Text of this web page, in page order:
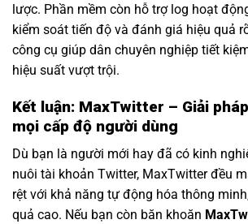
lược. Phần mềm còn hỗ trợ log hoạt
kiểm soát tiến độ và đánh giá hiệu quả
công cụ giúp dân chuyên nghiệp tiết
hiệu suất vượt trội.
Kết luận: MaxTwitter – Giải
mọi cấp độ người dùng
Dù bạn là người mới hay đã có kinh
nuôi tài khoản Twitter, MaxTwitter đều
rệt với khả năng tự động hóa thông
quả cao. Nếu bạn còn băn khoăn